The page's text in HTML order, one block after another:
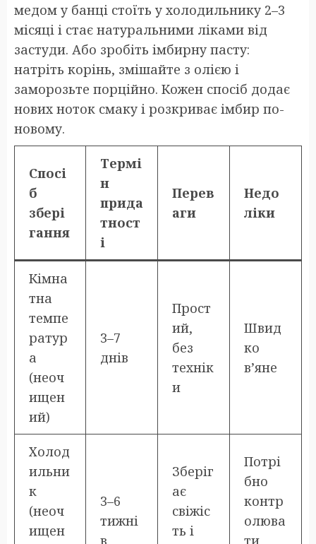
медом у банці стоїть у холодильнику 2–3
місяці і стає натуральними ліками від
застуди. Або зробіть імбирну пасту:
натріть корінь, змішайте з олією і
заморозьте порційно. Кожен спосіб додає
нових ноток смаку і розкриває імбир по-
новому.
Спосі
б
збері
гання
Термі
н
прида
тност
і
Перев
аги
Недо
ліки
Кімна
тна
темпе
ратур
а
(неоч
ищен
ий)
3–7
днів
Прост
ий,
без
технік
и
Швид
ко
в’яне
Холод
ильни
к
(неоч
ищен
3–6
тижні
в
Зберіг
ає
свіжіс
ть і
Потрі
бно
контр
олюва
ти